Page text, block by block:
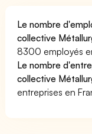
Le nombre
collective
8300 employés
Le nombre
collective
entreprises en